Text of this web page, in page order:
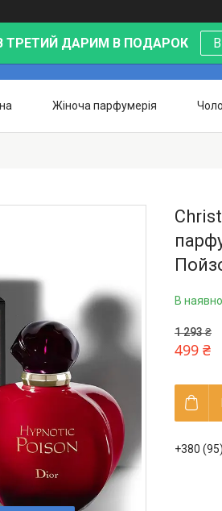
ТРЕТИЙ ДАРИМ В ПОДАРОК
Жіноча парфумерія
В
1 293 ₴
499 ₴
+380